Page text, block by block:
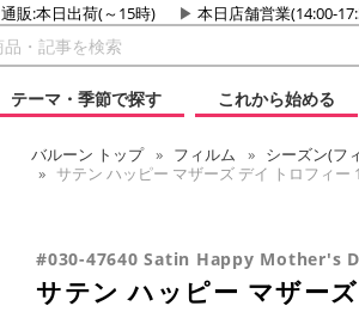
通販:本日出荷(～15時) 本日店舗営業(14:00-
テーマ・季節で探す
これから始める
バルーン トップ フィルム シーズン(フ
サテン ハッピー マザーズ デイ トロフィー
#030-47640 Satin Happy Mother's
サテン ハッピー マザー